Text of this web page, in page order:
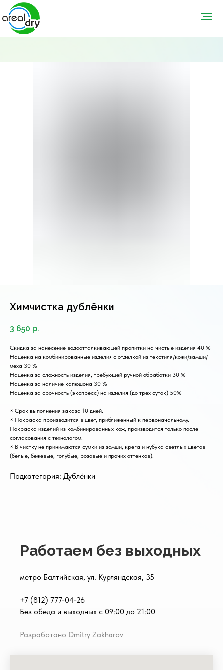
Химчистка дублёнки
3 650 р.
Скидка за нанесение водоотталкивающей пропитки на чистые изделия 40 %
Наценка на комбинированные изделия с отделкой из текстиля/кожи/замши/
меха 30 %
Наценка за сложность изделия, требующей ручной обработки 30 %
Наценка за наличие капюшона 30 %
Наценка за срочность (экспресс) на изделия (до трех суток) 50%
× Срок выполнения заказа 10 дней.
× Покраска производится в цвет, приближенный к первоначальному.
Покраска изделий из комбинированных кож, производится только после
согласования с технологом.
× В чистку не принимаются сумки из замши, крега и нубука светлых цветов
(белые, бежевые, голубые, розовые и прочих оттенков).
Подкатегория: Дублёнки
Работаем без выходных
метро Балтийская, ул. Курляндская, 35
+7 (812) 777-04-26
Без обеда и выходных с 09:00 до 21:00
Разработано Dmitry Zakharov